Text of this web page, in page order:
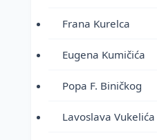
Frana Kurelca
Eugena Kumičića
Popa F. Biničkog
Lavoslava Vukelića